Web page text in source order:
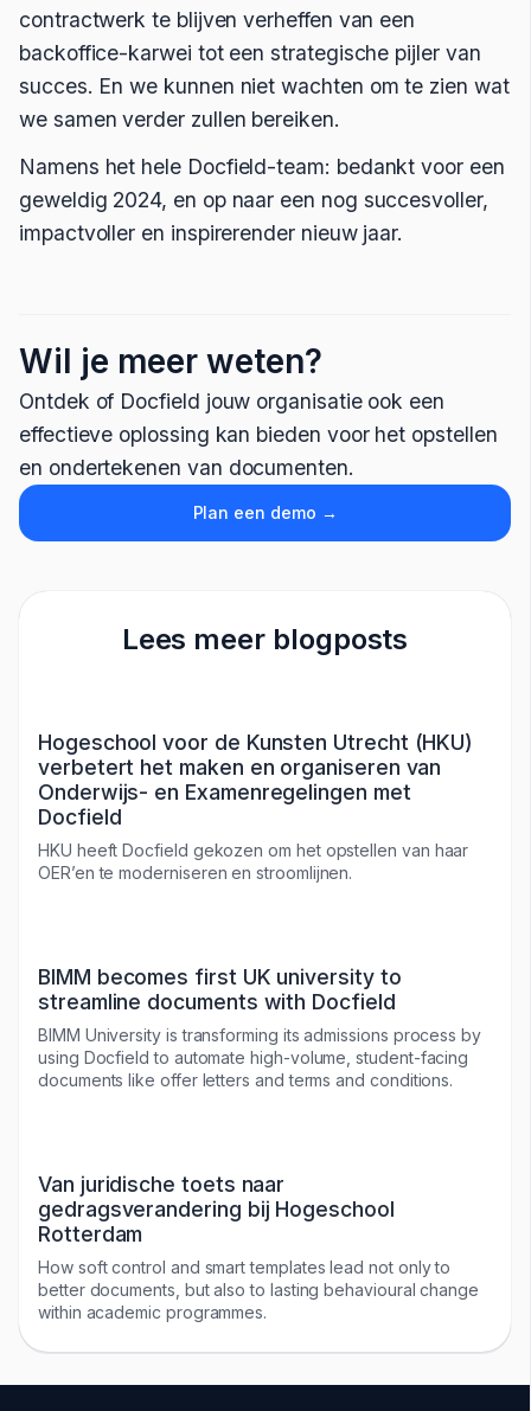
contractwerk te blijven verheffen van een
backoffice-karwei tot een strategische pijler van
succes. En we kunnen niet wachten om te zien wat
we samen verder zullen bereiken.
Namens het hele Docfield-team: bedankt voor een
geweldig 2024, en op naar een nog succesvoller,
impactvoller en inspirerender nieuw jaar.
Wil je meer weten?
Ontdek of Docfield jouw organisatie ook een
effectieve oplossing kan bieden voor het opstellen
en ondertekenen van documenten.
Plan een demo →
Lees meer blogposts
Hogeschool voor de Kunsten Utrecht (HKU)
verbetert het maken en organiseren van
Onderwijs- en Examenregelingen met
Docfield
HKU heeft Docfield gekozen om het opstellen van haar
OER’en te moderniseren en stroomlijnen.
BIMM becomes first UK university to
streamline documents with Docfield
BIMM University is transforming its admissions process by
using Docfield to automate high-volume, student-facing
documents like offer letters and terms and conditions.
Van juridische toets naar
gedragsverandering bij Hogeschool
Rotterdam
How soft control and smart templates lead not only to
better documents, but also to lasting behavioural change
within academic programmes.